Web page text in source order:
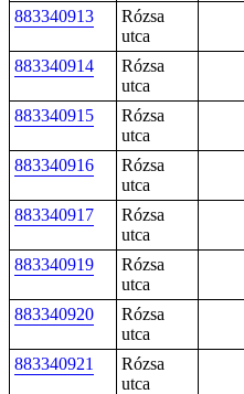
883340913
Rózsa
utca
883340914
Rózsa
utca
883340915
Rózsa
utca
883340916
Rózsa
utca
883340917
Rózsa
utca
883340919
Rózsa
utca
883340920
Rózsa
utca
883340921
Rózsa
utca